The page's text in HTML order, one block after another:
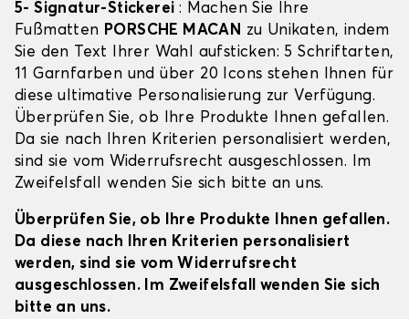
5- Signatur-Stickerei : Machen Sie Ihre
Fußmatten PORSCHE MACAN zu Unikaten, indem
Sie den Text Ihrer Wahl aufsticken: 5 Schriftarten,
11 Garnfarben und über 20 Icons stehen Ihnen für
diese ultimative Personalisierung zur Verfügung.
Überprüfen Sie, ob Ihre Produkte Ihnen gefallen.
Da sie nach Ihren Kriterien personalisiert werden,
sind sie vom Widerrufsrecht ausgeschlossen. Im
Zweifelsfall wenden Sie sich bitte an uns.
Überprüfen Sie, ob Ihre Produkte Ihnen gefallen.
Da diese nach Ihren Kriterien personalisiert
werden, sind sie vom Widerrufsrecht
ausgeschlossen. Im Zweifelsfall wenden Sie sich
bitte an uns.